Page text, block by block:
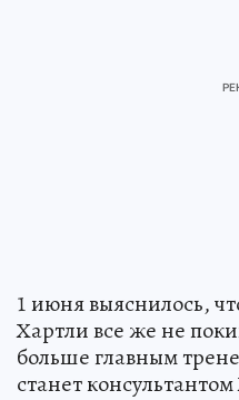
1 июня выяснилось,
Хартли все же не
больше главным
станет